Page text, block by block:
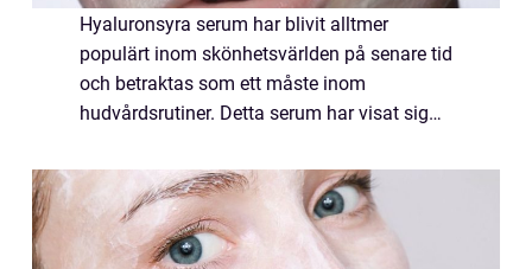
Hyaluronsyra serum har blivit alltmer
populärt inom skönhetsvärlden på senare tid
och betraktas som ett måste inom
hudvårdsrutiner. Detta serum har visat sig
ålderstecken och förbättra hudens hälsa. I
denna art...